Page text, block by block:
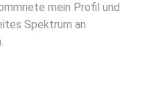
mein Profil und
Spektrum an